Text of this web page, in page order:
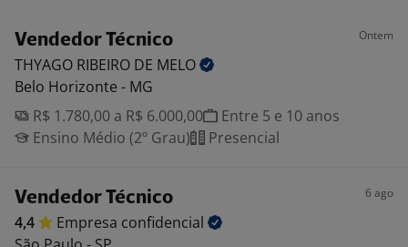
Vendedor Técnico Ontem
THYAGO RIBEIRO DE MELO
Belo Horizonte - MG
R$ 1.780,00 a R$ 6.000,00
Entre 5 e 10 anos
Ensino Médio (2º Grau)
Presencial
Vendedor Técnico 6 ago
4,4 Empresa confidencial